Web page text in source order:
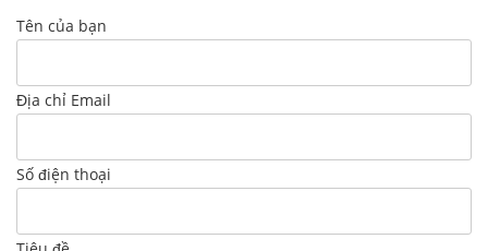
Tên của bạn
Địa chỉ Email
Số điện thoại